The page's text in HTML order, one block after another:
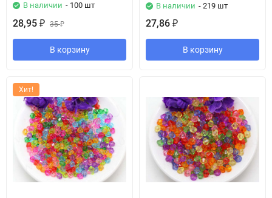
В наличии - 100 шт
28,95 ₽ 35₽
В корзину
В наличии - 219 шт
27,86 ₽
В корзину
Хит!